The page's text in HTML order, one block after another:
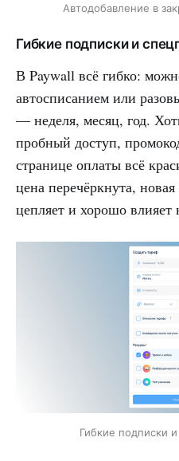
Автодобавление в
Гибкие подписки и
В Paywall всё гибко:
автосписанием или
— неделя, месяц, год.
пробный доступ,
странице оплаты всё
цена перечёркнута,
цепляет и хорошо влияет
Гибкие подписки